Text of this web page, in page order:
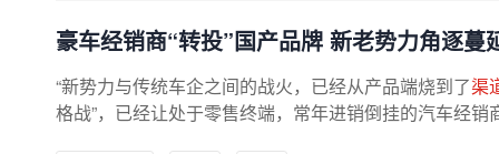
豪车经销商“转投”国产品牌 新老势力角逐蔓
“新势力与传统车企之间的战火，已经从产品端烧到了渠
格战”，已经让处于零售终端，常年进销倒挂的汽车经